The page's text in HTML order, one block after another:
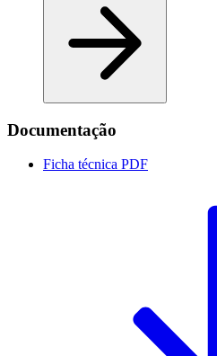
Documentação
Ficha técnica PDF